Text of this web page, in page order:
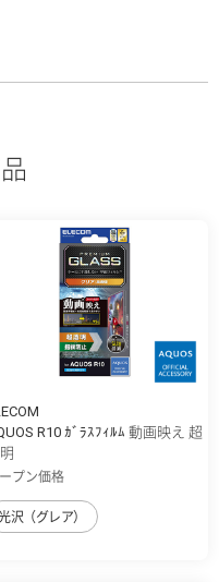
R10 ｶﾞﾗｽﾌｨﾙﾑ 動画映え 超
プン価格
沢（グレア）